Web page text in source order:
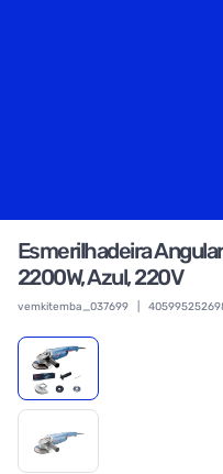
Esmerilhadeira
2200W, Azul, 220V
vemkitemba_037699